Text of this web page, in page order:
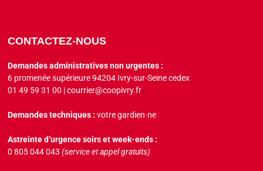
CONTACTEZ-NOUS
Demandes administratives non urgentes :
6 promenée supérieure 94204 Ivry-sur-Seine cedex
01 49 59 31 00 |courrier@coopivry.fr
Demandes techniques : votre gardien·ne
Astreinte d’urgence soirs et week-ends :
0 805 044 043 (service et appel gratuits)